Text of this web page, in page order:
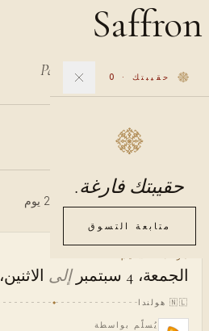
حقيبتك ·
0
حقيبتك فارغة.
متابعة التسوق
Saffron
Pattern-printed silicone case
شامل الضريبة
طلب مسبق · يُشحن خلال 20-24 يوم
الجمعة، 4 سبتمبر إلى الاثنين، 7 سبتمبر
🇳🇱 هولندا
يُسلّم بواسطة